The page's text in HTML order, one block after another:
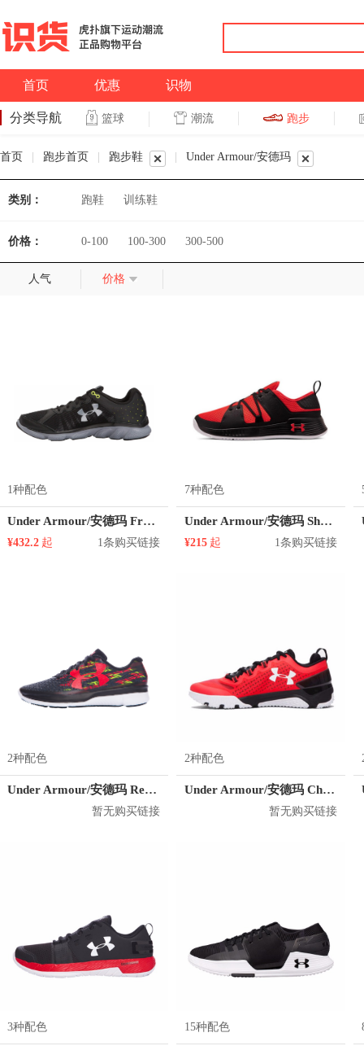
首页 优惠 识物
分类导航 篮球 潮流 跑步
首页 跑步首页 跑步鞋 Under Armour/安德玛
类别： 跑鞋 训练鞋
价格： 0-100 100-300 300-500
人气 价格
1种配色
Under Armour/安德玛 Freedom Assert 6 训练鞋
¥432.2 起 1条购买链接
7种配色
Under Armour/安德玛 Showstopper 2.0 训练鞋
¥215 起 1条购买链接
2种配色
Under Armour/安德玛 RebelSpeed
暂无购买链接
2种配色
Under Armour/安德玛 Charged Ultimate 训练鞋
暂无购买链接
3种配色 15种配色